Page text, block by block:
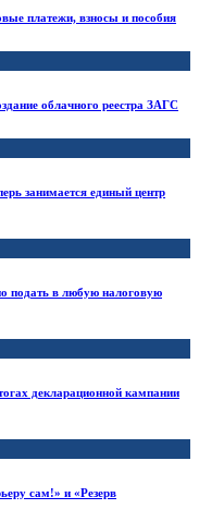
платежи, взносы и пособия
облачного реестра ЗАГС
занимается единый центр
подать в любую налоговую
декларационной кампании
сам!» и «Резерв